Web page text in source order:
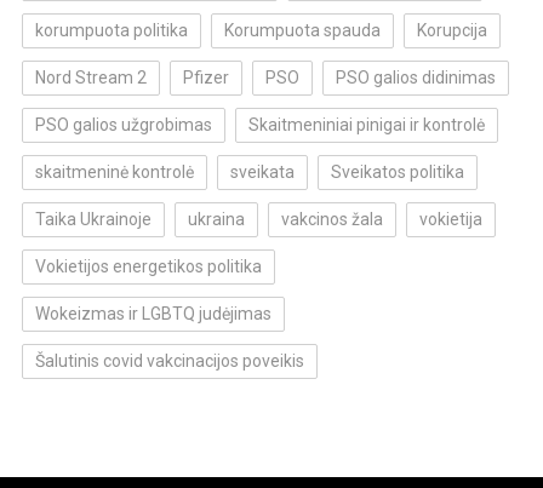
korumpuota politika Korumpuota spauda Korupcija
Nord Stream 2 Pfizer PSO PSO galios didinimas
PSO galios užgrobimas Skaitmeniniai pinigai ir kontrolė
skaitmeninė kontrolė sveikata Sveikatos politika
Taika Ukrainoje ukraina vakcinos žala vokietija
Vokietijos energetikos politika
Wokeizmas ir LGBTQ judėjimas
Šalutinis covid vakcinacijos poveikis